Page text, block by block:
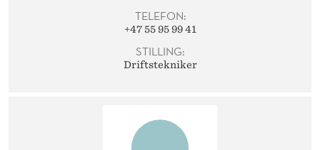
TELEFON:
+47 55 95 99 41
STILLING:
Driftstekniker